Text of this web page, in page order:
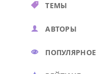
ТЕМЫ
АВТОРЫ
ПОПУЛЯРНОЕ